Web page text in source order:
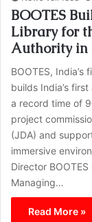
BOOTES
Library for
Authority in
BOOTES,
builds India’s
a record time of
project
(JDA) and
immersive
Director
Managing…
Read More »